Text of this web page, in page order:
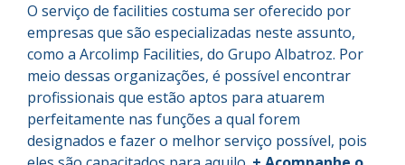
O serviço de facilities costuma ser oferecido por
empresas que são especializadas neste assunto,
como a Arcolimp Facilities, do Grupo Albatroz. Por
meio dessas organizações, é possível encontrar
profissionais que estão aptos para atuarem
perfeitamente nas funções a qual forem
designados e fazer o melhor serviço possível, pois